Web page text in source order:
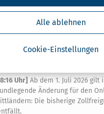
Cookie-Einstellungen
Alle ablehnen
für Online-Bestellungen fällt
Uhr] Ab dem 1. Juli 2026 gilt
Änderung für den
Die bisherige